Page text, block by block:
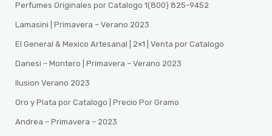
Perfumes Originales por Catalogo 1(800) 825-9452
Lamasini | Primavera – Verano 2023
El General & Mexico Artesanal | 2×1 | Venta por Catalogo
Danesi – Montero | Primavera – Verano 2023
Ilusion Verano 2023
Oro y Plata por Catalogo | Precio Por Gramo
Andrea – Primavera – 2023